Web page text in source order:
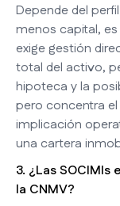
Depende del
menos capital,
exige gestión
total del activo,
hipoteca y la
pero concentra
implicación
una cartera
3. ¿Las
la CNMV?